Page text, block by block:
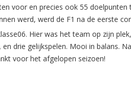
voor en precies ook 55 doelpunten
werd, werd de F1 na de eerste
Hier was het team op zijn
drie gelijkspelen. Mooi in balans.
voor het afgelopen seizoen!